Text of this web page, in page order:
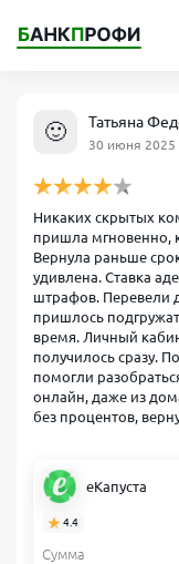
🙂 Татьяна
30 июня 2025
Никаких скрытых
пришла мгновенно,
Вернула раньше
удивлена. Ставка
штрафов. Перевели
пришлось
время. Личный
получилось сразу.
помогли
онлайн, даже из
без процентов,
еКапуста
4.4
Сумма